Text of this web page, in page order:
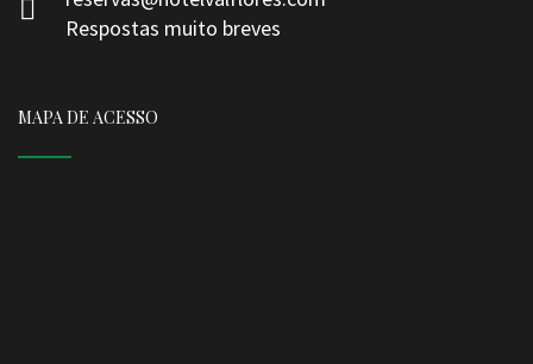
Respostas muito breves
MAPA DE ACESSO